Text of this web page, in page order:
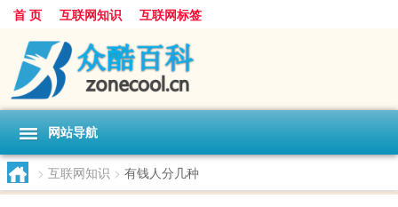
首 页 互联网知识 互联网标签
网站导航
> 互联网知识 > 有钱人分几种